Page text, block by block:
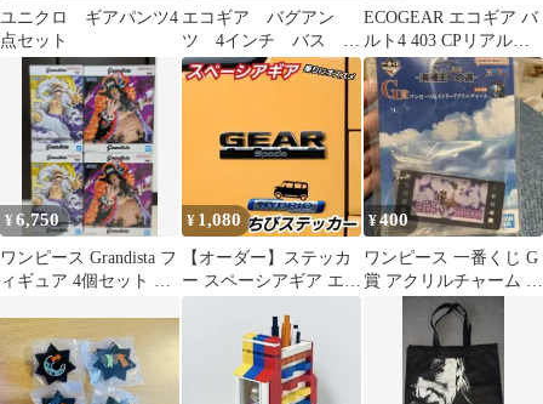
ユニクロ ギアパンツ4
点セット
エコギア バグアン
ツ 4インチ バス ロ
ックフィッシュなどに
ECOGEAR エコギア バ
ルト4 403 CPリアルア
ジ
¥6,750
ワンピース Grandista フ
ィギュア 4個セット ル
¥ 1,080
【オーダー】ステッカ
ー スペーシアギア エン
ブレム回りに適合【4枚
セット】A 黒
¥400
ワンピース 一番くじ G
賞 アクリルチャーム ギ
ア4 スネイクマン